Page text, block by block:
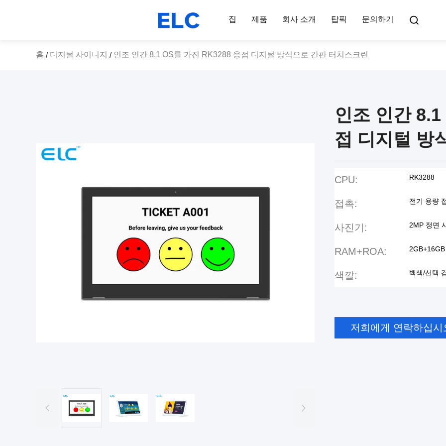
집 제품 회사 소개 탑픽 문의하기
홈 / 디지털 사이니지 / 인조 인간 8.1 OS를 가진 RK3288 응접 디지털 방식으로 간판 터치스크린
인조 인간
접 디지털 방
CPU: RK3288
접촉: 전기 용량
사진기: 2MP 정면
RAM+ROA: 2GB+16GB
색깔: 백색/선택
저희에게 연락하십시